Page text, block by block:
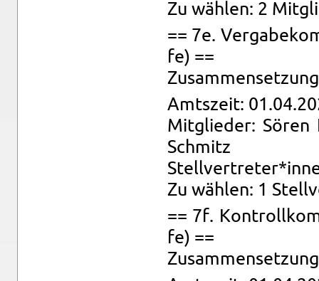
Zu wäh­len: 2
== 7e.
fe) ==
Amts­zeit:
Mit­glie­der: Sören
Schmitz
Zu wäh­len: 1
== 7f.
fe) ==